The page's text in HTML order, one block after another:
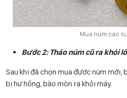
Mua núm cao
Bước 2: Tháo núm cũ ra khỏi
Sau khi đã chọn mua được núm mới,
bị hư hỏng, bào mòn ra khỏi máy.